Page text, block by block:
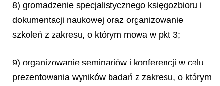
8) gromadzenie specjalistycznego księgozbioru i
dokumentacji naukowej oraz organizowanie
szkoleń z zakresu, o którym mowa w pkt 3;
9) organizowanie seminariów i konferencji w celu
prezentowania wyników badań z zakresu, o którym